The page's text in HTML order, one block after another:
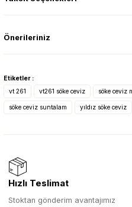
Önerileriniz
Etiketler :
vt 261
vt261 söke ceviz söke ceviz
söke ceviz suntalam yıldız söke ceviz
Hızlı Teslimat
Stoktan gönderim avantajımız